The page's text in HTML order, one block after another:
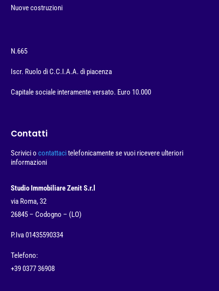
Nuove costruzioni
N.665
Iscr. Ruolo di C.C.I.A.A. di piacenza
Capitale sociale interamente versato. Euro 10.000
Contatti
Scrivici ocontattacitelefonicamente se vuoi ricevere ulteriori
informazioni
Studio Immobiliare Zenit S.r.l
via Roma, 32
26845 – Codogno – (LO)
P.Iva 01435590334
Telefono:
+39 0377 36908